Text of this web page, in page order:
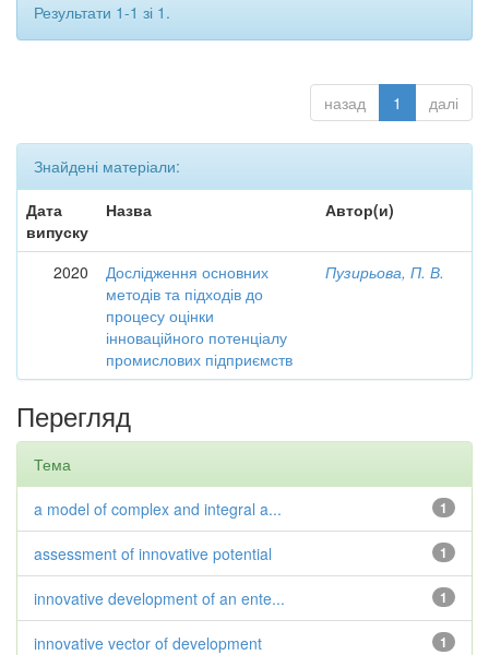
Результати 1-1 зі 1.
назад 1 далі
Знайдені матеріали:
Дата
випуску
Назва Автор(и)
2020
Дослідження основних
методів та підходів до
процесу оцінки
інноваційного потенціалу
промислових підприємств
Пузирьова, П. В.
Перегляд
Тема
1
a model of complex and integral a...
1
assessment of innovative potential
1
innovative development of an ente...
1
innovative vector of development